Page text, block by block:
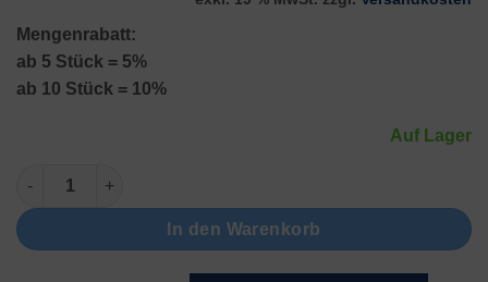
Mengenrabatt:
ab 5 Stück = 5%
ab 10 Stück = 10%
Auf Lager
4- reihig, 925 Silber Menge
In den Warenkorb